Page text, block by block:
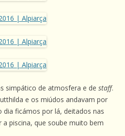
simpático de atmosfera e de staff.
e os miúdos andavam por
dia ficámos por lá, deitados nas
piscina, que soube muito bem